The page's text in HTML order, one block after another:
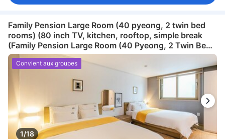
Family Pension Large Room (40 pyeong, 2 twin bed
rooms) (80 inch TV, kitchen, rooftop, simple break
(Family Pension Large Room (40 Pyeong, 2 Twin Bed
Rooms) (80 Inch Tv, Kitchen, Rooftop, Simple Break)
1/18
Convient aux groupes